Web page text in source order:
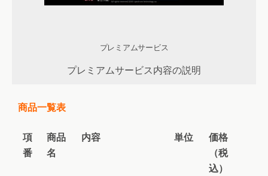
プレミアムサービス
プレミアムサービス内容の説明
商品一覧表
項
番
商品
名
内容 単位
価格
（税
込）